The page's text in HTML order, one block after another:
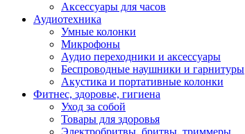
Аксессуары для часов
Аудиотехника
Умные колонки
Микрофоны
Аудио переходники и аксессуары
Беспроводные наушники и гарнитуры
Акустика и портативные колонки
Фитнес, здоровье, гигиена
Уход за собой
Товары для здоровья
Электробритвы, бритвы, триммеры